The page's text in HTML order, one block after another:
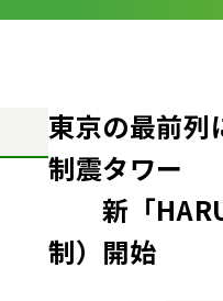
東京の最前列
制震タワー
新「
制）開始